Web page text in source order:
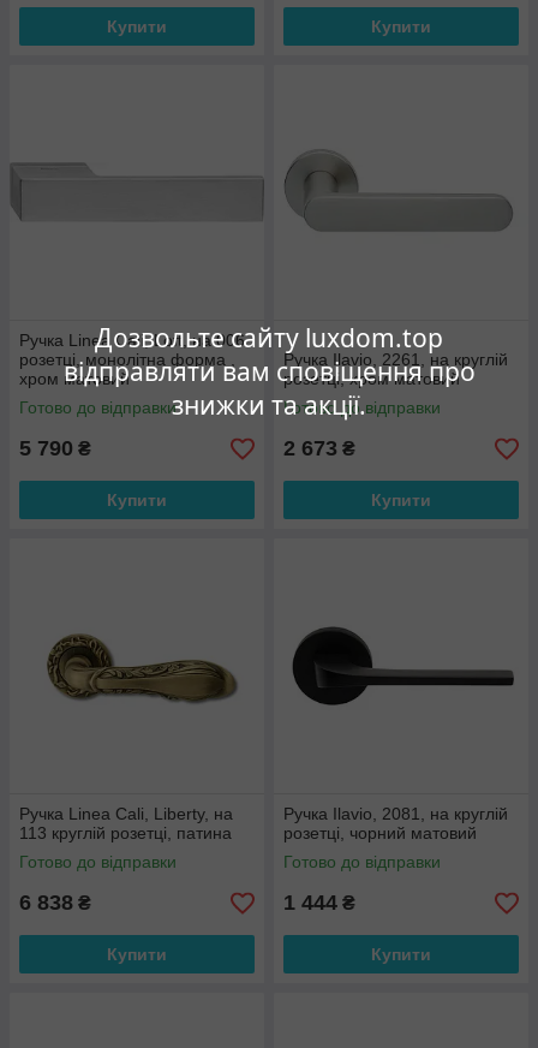
Дозвольте сайту luxdom.top
відправляти вам сповіщення про
знижки та акції.
Купити Купити
Ручка Linea Cali, Loft, на 006
розетці, монолітна форма ,
хром матовий
Готово до відправки
5 790 ₴
Купити
Ручка Ilavio, 2261, на круглій
розетці, хром матовий
Готово до відправки
2 673 ₴
Купити
Ручка Linea Cali, Liberty, на
113 круглій розетці, патина
Готово до відправки
6 838 ₴
Купити
Ручка Ilavio, 2081, на круглій
розетці, чорний матовий
Готово до відправки
1 444 ₴
Купити